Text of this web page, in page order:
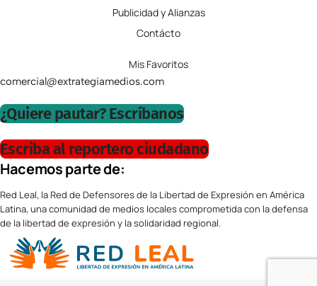
Publicidad y Alianzas
Contácto
Mis Favoritos
comercial@extrategiamedios.com
¿Quiere pautar? Escríbanos
Escriba al reportero ciudadano
Hacemos parte de:
Red Leal, la Red de Defensores de la Libertad de Expresión en América
Latina, una comunidad de medios locales comprometida con la defensa
de la libertad de expresión y la solidaridad regional.